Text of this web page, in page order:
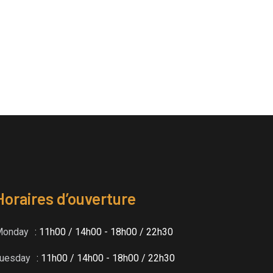
d’ouverture
: 11h00 / 14h00 - 18h00 / 22h30
: 11h00 / 14h00 - 18h00 / 22h30